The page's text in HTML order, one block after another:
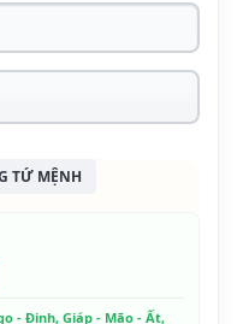
TỨ MỆNH
- Đinh, Giáp - Mão - Ất,